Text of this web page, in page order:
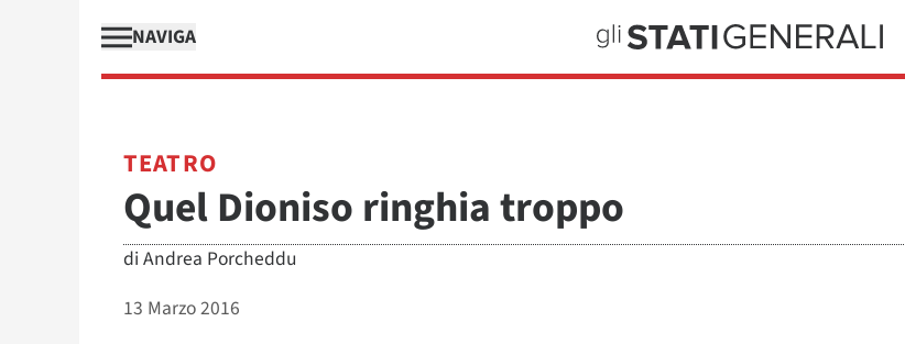
NAVIGA
TEATRO
Quel Dioniso ringhia troppo
di Andrea Porcheddu
13 Marzo 2016